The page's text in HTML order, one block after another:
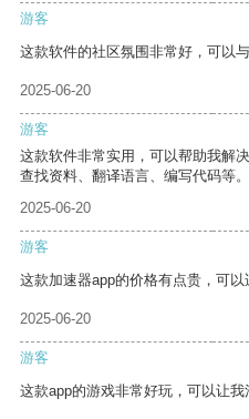
游客
这款软件的社区氛围非常好，可以
2025-06-20
游客
这款软件非常实用，可以帮助我解
查找资料、翻译语言、编写代码等。
2025-06-20
游客
这款加速器app的价格有点贵，可以
2025-06-20
游客
这款app的游戏非常好玩，可以让我